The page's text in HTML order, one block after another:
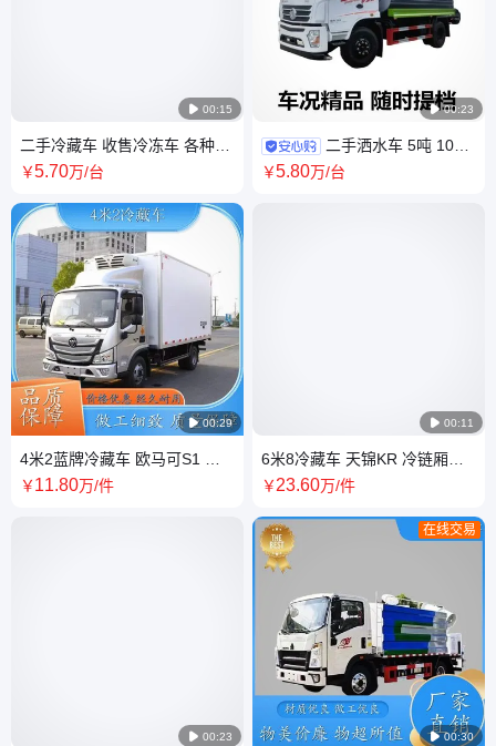
 00:15
二手冷藏车 收售冷冻车 各种大
小吨位 聚氨酯保温箱体 用进口
￥5.70万/台
 00:29
4米2蓝牌冷藏车 欧马可S1 冷
链货车 装温湿度记录仪 配送新
￥11.80万/件
 00:23
 00:23
二手洒水车 5吨 10吨
12吨 大量批发 雾炮车 喷雾车
￥5.80万/台
 00:11
6米8冷藏车 天锦KR 冷链厢式
车 智能多样化操作简单 用于远
￥23.60万/件
 00:30
在线交易